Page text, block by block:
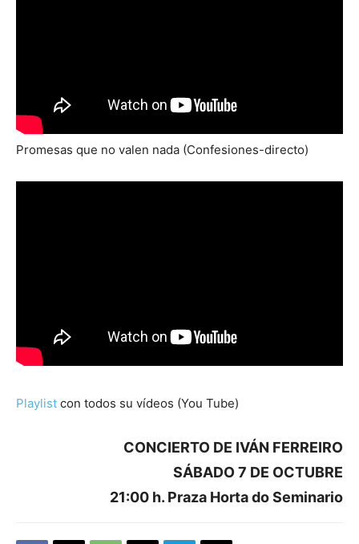
Promesas que no valen nada (Confesiones-directo)
Playlist con todos su vídeos (You Tube)
CONCIERTO DE IVÁN FERREIRO
SÁBADO 7 DE OCTUBRE
21:00 h. Praza Horta do Seminario